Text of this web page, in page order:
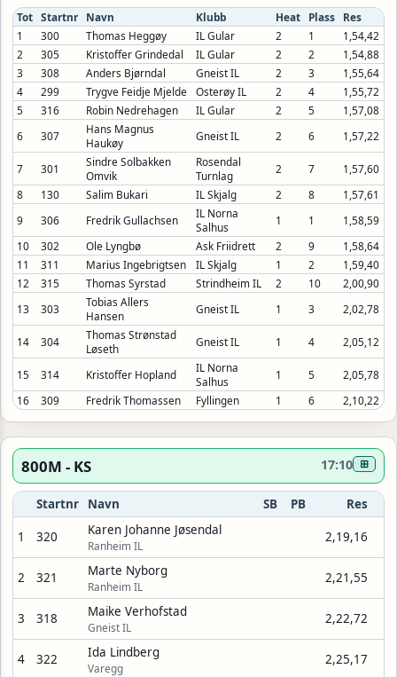
Tot Startnr Navn Klubb Heat Plass
Res
1
300 Thomas Heggøy IL Gular 2 1
1,54,42
2
305 Kristoffer Grindedal IL Gular 2 2
1,54,88
3
308 Anders Bjørndal Gneist IL 2 3
1,55,64
4
299 Trygve Feidje Mjelde Osterøy IL 2 4
1,55,72
5
316 Robin Nedrehagen IL Gular 2 5
1,57,08
6
307
Hans Magnus
Haukøy
Gneist IL 2 6 1,57,22
7 301
Sindre Solbakken
Omvik
Rosendal
Turnlag
2 7
1,57,60
8
130 Salim Bukari IL Skjalg 2 8
1,57,61
9
306 Fredrik Gullachsen
IL Norna
Salhus
1 1
1,58,59
10
302 Ole Lyngbø Ask Friidrett 2 9
1,58,64
11
311 Marius Ingebrigtsen IL Skjalg 1 2
1,59,40
12
315 Thomas Syrstad Strindheim IL 2 10
2,00,90
13
303
Tobias Allers
Hansen
Gneist IL 1 3 2,02,78
14 304
Thomas Strønstad
Løseth
Gneist IL 1 4 2,05,12
15 314 Kristoffer Hopland
IL Norna
Salhus
1 5
2,05,78
16
309 Fredrik Thomassen Fyllingen 1 6 2,10,22
800M - KS 17:10 ⊞
Startnr Navn SB PB Res
1 320 Karen Johanne Jøsendal
Ranheim IL
2,19,16
2 321 Marte Nyborg
Ranheim IL
2,21,55
3 318 Maike Verhofstad
Gneist IL
2,22,72
4 322 Ida Lindberg
Varegg
2,25,17